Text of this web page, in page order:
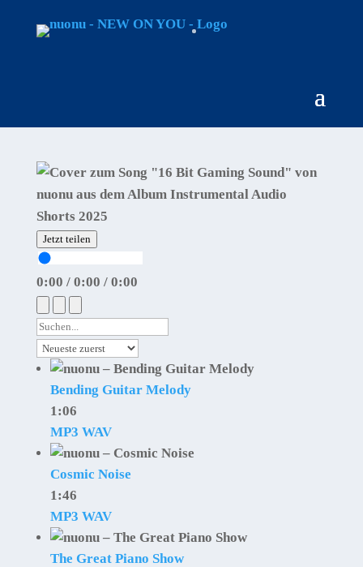
Jetzt teilen
0:00 / 0:00 / 0:00
Bending Guitar Melody
1:06
MP3 WAV
Cosmic Noise
1:46
MP3 WAV
The Great Piano Show